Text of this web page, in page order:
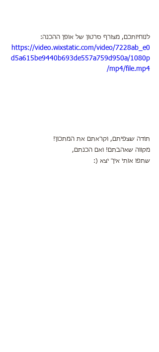
לנוחיותכם, מצורף סרטון של אופן ההכנה:
https://video.wixstatic.com/video/7228ab_e0
d5a615be9440b693de557a759d950a/1080p
/mp4/file.mp4
תודה שצפיתם, וקראתם את המתכון!
מקווה שאהבתם! ואם הכנתם,
שתפו אותי איך יצא (: